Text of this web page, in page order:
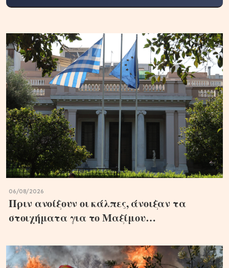
06/08/2026
Πριν ανοίξουν οι κάλπες, άνοιξαν τα
στοιχήματα για το Μαξίμου…